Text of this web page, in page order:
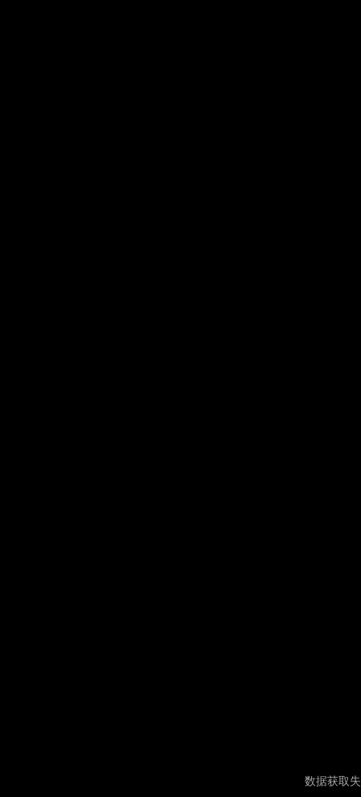
数据获取